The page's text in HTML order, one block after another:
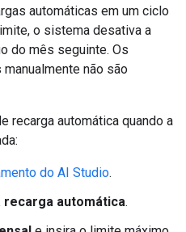
automáticas em um ciclo
o sistema desativa a
do mês seguinte. Os
não são
recarga automática quando a
do AI Studio.
recarga automática.